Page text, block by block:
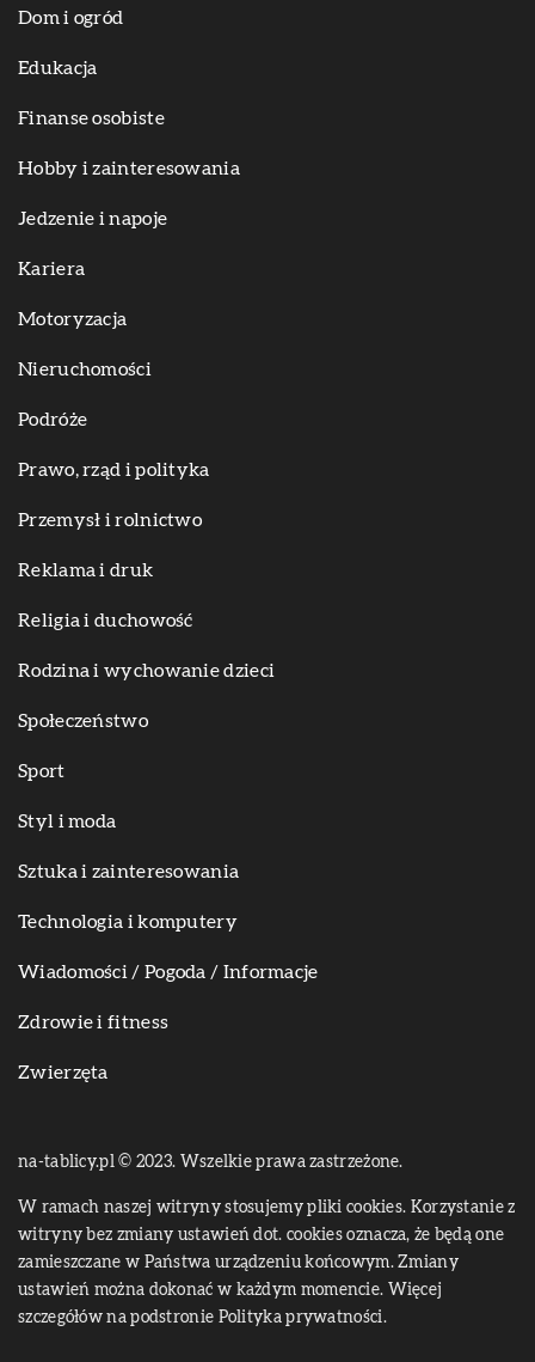
Dom i ogród
Edukacja
Finanse osobiste
Hobby i zainteresowania
Jedzenie i napoje
Kariera
Motoryzacja
Nieruchomości
Podróże
Prawo, rząd i polityka
Przemysł i rolnictwo
Reklama i druk
Religia i duchowość
Rodzina i wychowanie dzieci
Społeczeństwo
Sport
Styl i moda
Sztuka i zainteresowania
Technologia i komputery
Wiadomości / Pogoda / Informacje
Zdrowie i fitness
Zwierzęta
na-tablicy.pl © 2023. Wszelkie prawa zastrzeżone.
W ramach naszej witryny stosujemy pliki cookies. Korzystanie z
witryny bez zmiany ustawień dot. cookies oznacza, że będą one
zamieszczane w Państwa urządzeniu końcowym. Zmiany
ustawień można dokonać w każdym momencie. Więcej
szczegółów na podstronie Polityka prywatności.